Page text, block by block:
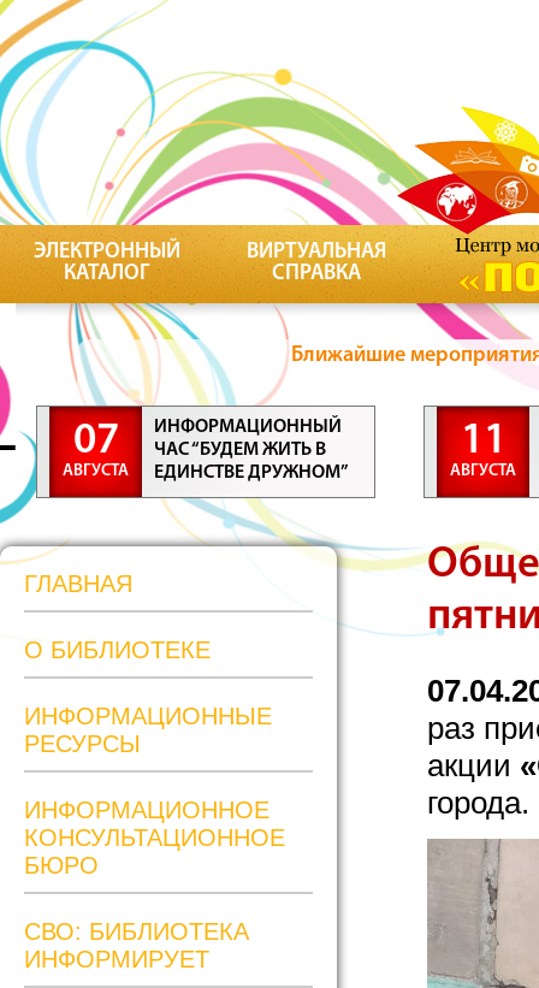
ЭЛЕКТРОННЫЙ
КАТАЛОГ
ВИРТУАЛЬНАЯ
СПРАВКА
Ближайшие
07
АВГУСТА
ИНФОРМАЦИОННЫЙ
ЧАС “БУДЕМ ЖИТЬ В
ЕДИНСТВЕ ДРУЖНОМ”
11
АВГУСТА
ГЛАВНАЯ
О БИБЛИОТЕКЕ
ИНФОРМАЦИОННЫЕ
РЕСУРСЫ
ИНФОРМАЦИОННОЕ
КОНСУЛЬТАЦИОННОЕ
БЮРО
СВО: БИБЛИОТЕКА
ИНФОРМИРУЕТ
раз
акции
города.